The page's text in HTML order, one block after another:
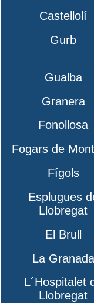
Castellolí
Gurb
Gualba
Granera
Fonollosa
Fogars de
Fígols
Esplugues
Llobregat
El Brull
La Granada
L´Hospitalet
Llobregat